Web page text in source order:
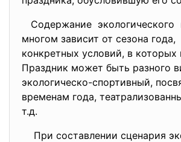
Содержание экологического
многом зависит от сезона года,
конкретных условий, в которых
Праздник может быть разного
экологическо-спортивный,
временам года,
т.д.
При составлении сценария